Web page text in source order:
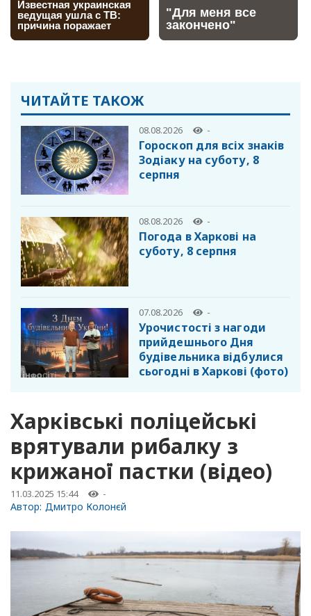
ЧИТАЙТЕ ТАКОЖ
08.08.2026 -
Гороскоп для всіх знаків
Зодіаку на суботу, 8
серпня
08.08.2026 -
Погода в Харкові на
суботу, 8 серпня
07.08.2026 -
Урочистості з нагоди
прийдешнього Дня
будівельника відбулися
сьогодні в Харкові (фото)
Харківські поліцейські
врятували рибалку з
крижаної пастки (відео)
11.03.2025 15:44 -
Автор: Дмитро Колонєй